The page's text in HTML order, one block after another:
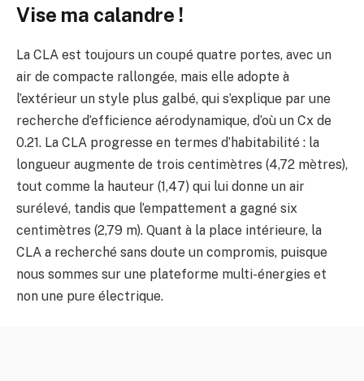
Vise ma calandre !
La CLA est toujours un coupé quatre portes, avec un
air de compacte rallongée, mais elle adopte à
l’extérieur un style plus galbé, qui s’explique par une
recherche d’efficience aérodynamique, d’où un Cx de
0.21. La CLA progresse en termes d’habitabilité : la
longueur augmente de trois centimètres (4,72 mètres),
tout comme la hauteur (1,47) qui lui donne un air
surélevé, tandis que l’empattement a gagné six
centimètres (2,79 m). Quant à la place intérieure, la
CLA a recherché sans doute un compromis, puisque
nous sommes sur une plateforme multi-énergies et
non une pure électrique.